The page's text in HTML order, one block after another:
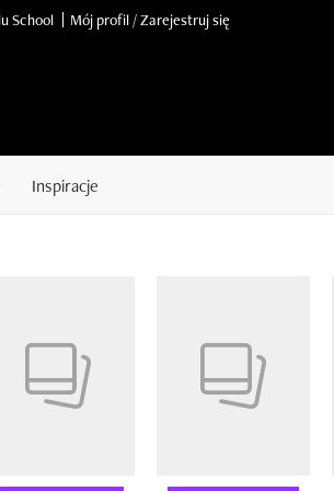
School Mój profil / Zarejestruj się
Inspiracje